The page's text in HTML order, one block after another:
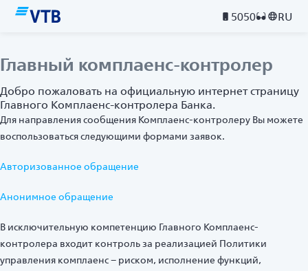
5050 RU
Главный комплаенс-контролер
Добро пожаловать на официальную интернет страницу
Главного Комплаенс-контролера Банка.
Для направления сообщения Комплаенс-контролеру Вы можете
воспользоваться следующими формами заявок.
Авторизованное обращение
Анонимное обращение
В исключительную компетенцию Главного Комплаенс-
контролера входит контроль за реализацией Политики
управления комплаенс – риском, исполнение функций,